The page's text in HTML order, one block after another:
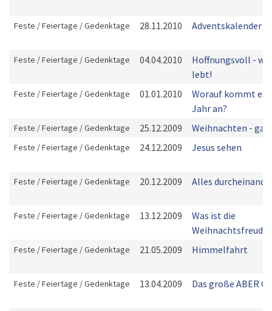
Feste / Feiertage / Gedenktage 28.11.2010 Adventskalender
Feste / Feiertage / Gedenktage 04.04.2010
Hoffnungsvoll -
lebt!
Feste / Feiertage / Gedenktage 01.01.2010
Worauf kommt es
Jahr an?
Feste / Feiertage / Gedenktage 25.12.2009 Weihnachten -
Feste / Feiertage / Gedenktage 24.12.2009 Jesus sehen
Feste / Feiertage / Gedenktage 20.12.2009 Alles
Feste / Feiertage / Gedenktage 13.12.2009
Was ist die
Weihnachtsfreude?
Feste / Feiertage / Gedenktage 21.05.2009 Himmelfahrt
Feste / Feiertage / Gedenktage 13.04.2009 Das große ABER